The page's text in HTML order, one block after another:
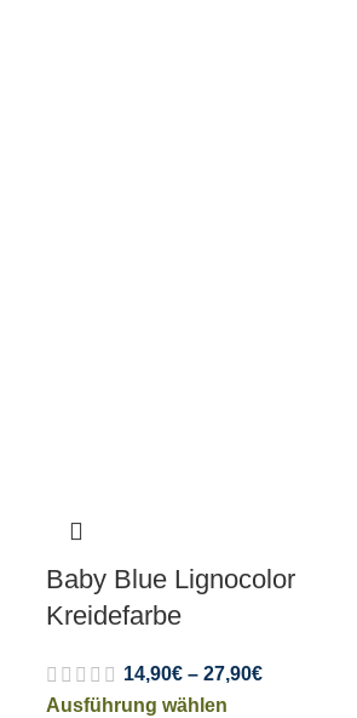
Baby Blue Lignocolor
Kreidefarbe
14,90€ –27,90€
Ausführung wählen